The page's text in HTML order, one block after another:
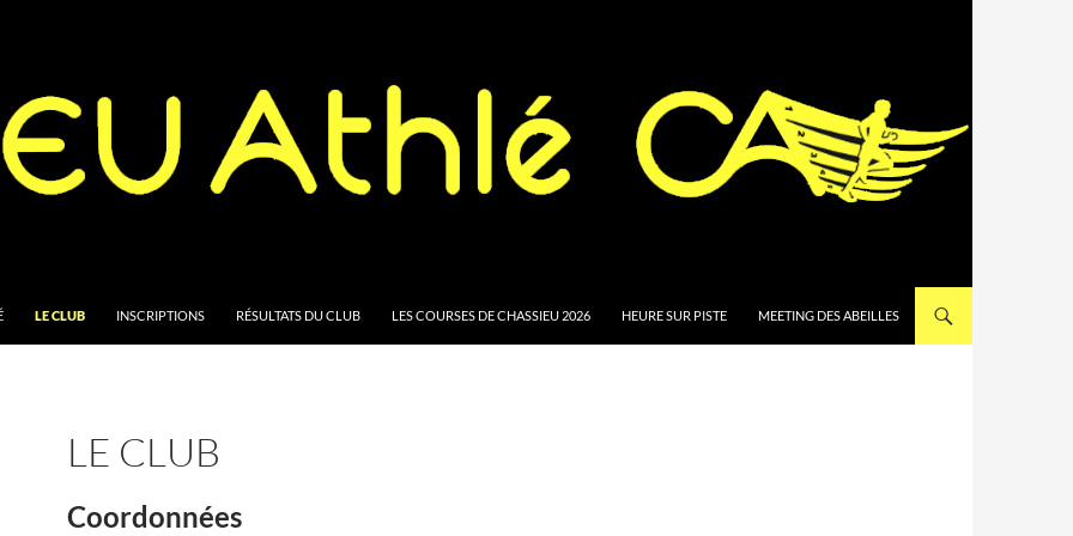
LE CLUB INSCRIPTIONS RÉSULTATS DU CLUB LES COURSES DE CHASSIEU 2026 HEURE SUR PISTE MEETING DES ABEILLES
LE CLUB
Coordonnées